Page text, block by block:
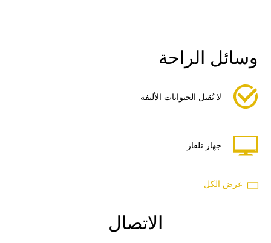
وسائل الراحة
لا تُقبل الحيوانات الأليفة
جهاز تلفاز
عرض الكل
الاتصال